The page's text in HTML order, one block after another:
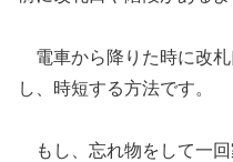
電車から降りた時に改
し、時短する方法です。
もし、忘れ物をして一